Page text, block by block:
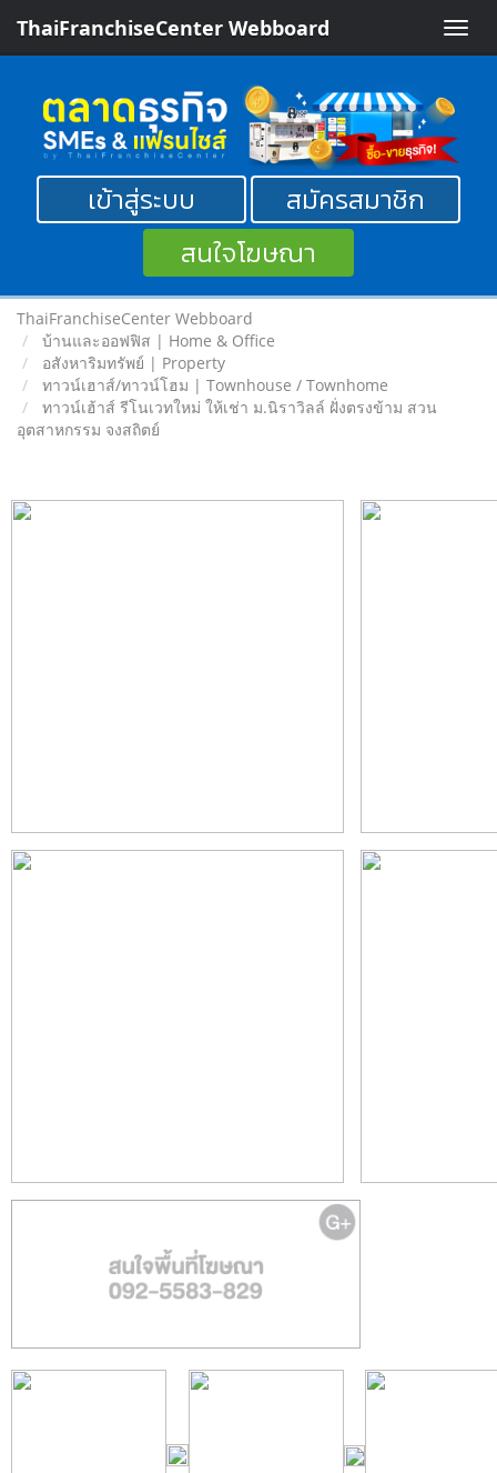
Toggle
ThaiFranchiseCenter Webboard
เข้าสู่ระบบ
สมัครสมาชิก
สนใจโฆษณา
ThaiFranchiseCenter Webboard
บ้านและออฟฟิส | Home & Office
อสังหาริมทรัพย์ | Property
ทาวน์เฮาส์/ทาวน์โฮม | Townhouse / Townhome
ทาวน์เฮ้าส์ รีโนเวทใหม่ ให้เช่า ม.นิราวิลล์ ฝั่งตรงข้าม สวน
อุตสาหกรรม จงสถิตย์